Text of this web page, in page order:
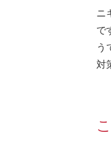
ニ
で
う
対